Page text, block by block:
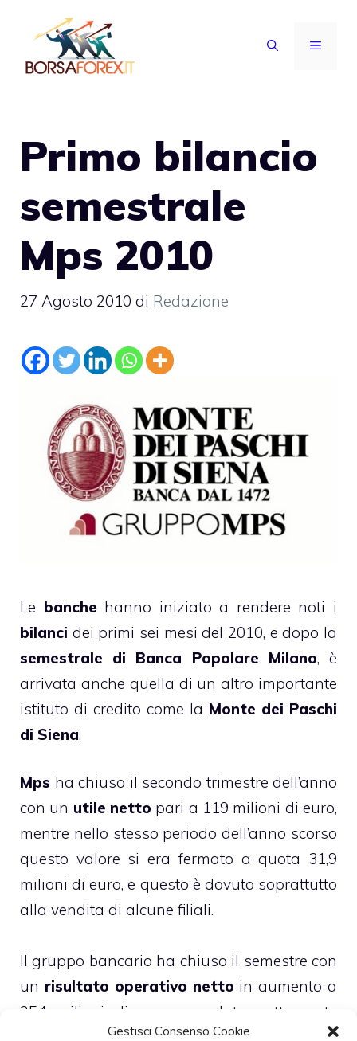
Gestisci Consenso Cookie
contenuto
MENU
Primo bilancio
semestrale
Mps 2010
27 Agosto 2010 di Redazione
Le banche hanno iniziato a rendere noti i
bilanci dei primi sei mesi del 2010, e dopo la
semestrale di Banca Popolare Milano, è
arrivata anche quella di un altro importante
istituto di credito come la Monte dei Paschi
di Siena.
Mps ha chiuso il secondo trimestre dell’anno
con un utile netto pari a 119 milioni di euro,
mentre nello stesso periodo dell’anno scorso
questo valore si era fermato a quota 31,9
milioni di euro, e questo è dovuto soprattutto
alla vendita di alcune filiali.
Il gruppo bancario ha chiuso il semestre con
un risultato operativo netto in aumento a
254 milioni di euro, un dato nettamente
migliore delle previsioni degli analisti, ferme